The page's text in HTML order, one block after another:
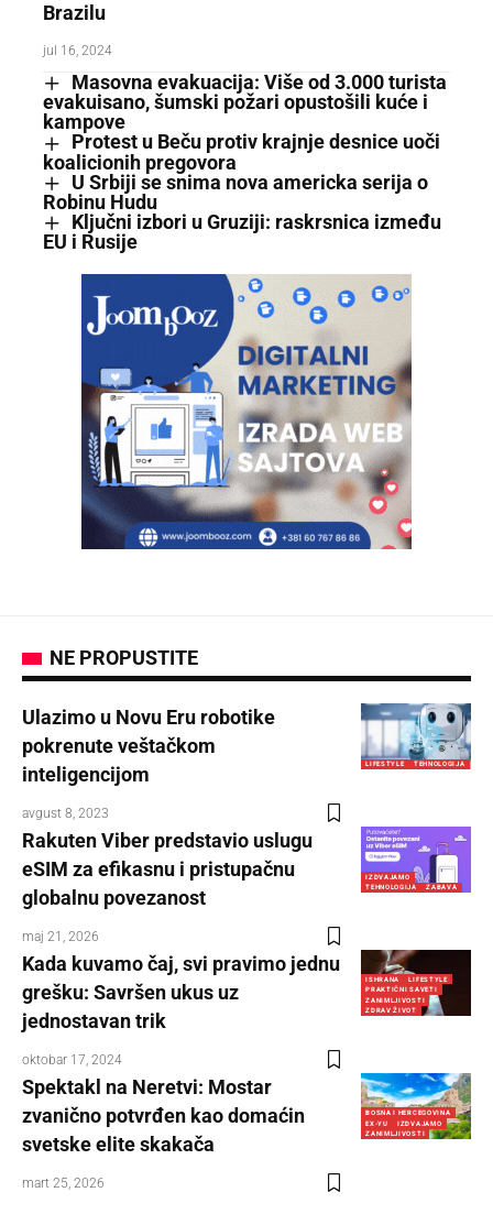
Brazilu
jul 16, 2024
Masovna evakuacija: Više od 3.000 turista
evakuisano, šumski požari opustošili kuće i
kampove
Protest u Beču protiv krajnje desnice uoči
koalicionih pregovora
U Srbiji se snima nova americka serija o
Robinu Hudu
Ključni izbori u Gruziji: raskrsnica između
EU i Rusije
NE PROPUSTITE
LIFESTYLE TEHNOLOGIJA
Ulazimo u Novu Eru robotike
pokrenute veštačkom
inteligencijom
avgust 8, 2023
IZDVAJAMO
TEHNOLOGIJA
ZABAVA
Rakuten Viber predstavio uslugu
eSIM za efikasnu i pristupačnu
globalnu povezanost
maj 21, 2026
ISHRANA
LIFESTYLE
PRAKTIČNI SAVETI
ZANIMLJIVOSTI
ZDRAV ŽIVOT
Kada kuvamo čaj, svi pravimo jednu
grešku: Savršen ukus uz
jednostavan trik
oktobar 17, 2024
BOSNA I HERCEGOVINA
EX-YU
IZDVAJAMO
ZANIMLJIVOSTI
Spektakl na Neretvi: Mostar
zvanično potvrđen kao domaćin
svetske elite skakača
mart 25, 2026